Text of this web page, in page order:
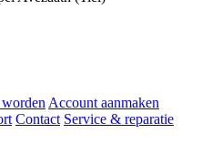
Account aanmaken
Contact Service & reparatie